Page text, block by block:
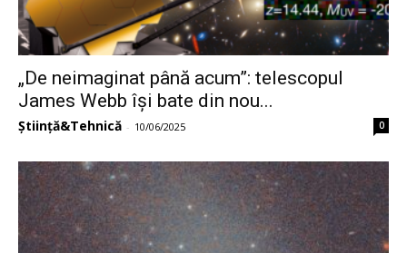
„De neimaginat până acum”: telescopul
James Webb își bate din nou...
Știință&Tehnică - 10/06/2025 0